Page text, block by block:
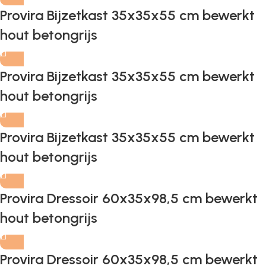
Provira Bijzetkast 35x35x55 cm bewerkt
hout betongrijs
Provira Bijzetkast 35x35x55 cm bewerkt
hout betongrijs
Provira Bijzetkast 35x35x55 cm bewerkt
hout betongrijs
Provira Dressoir 60x35x98,5 cm bewerkt
hout betongrijs
Provira Dressoir 60x35x98,5 cm bewerkt